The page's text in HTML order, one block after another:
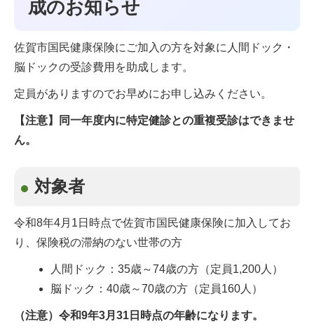
成のお知らせ
佐賀市国民健康保険にご加入の方を対象に人間ドック・
脳ドックの受診費用を助成します。
定員がありますのでお早めにお申し込みください。
【注意】同一年度内に特定健診との重複受診はできませ
ん。
対象者
令和8年4月1日時点で佐賀市国民健康保険に加入してお
り、保険税の滞納のない世帯の方
人間ドック：35歳～74歳の方（定員1,200人）
脳ドック：40歳～70歳の方（定員160人）
（注意）令和9年3月31日時点の年齢になります。